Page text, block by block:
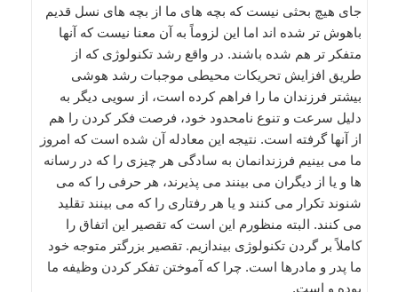
جای هیچ بحثی نیست که بچه های ما از بچه های نسل قدیم
باهوش تر شده اند اما این لزوماً به آن معنا نیست که آنها
متفکر تر هم شده باشند. در واقع رشد تکنولوژی که از
طریق افزایش تحریکات محیطی موجبات رشد هوشی
بیشتر فرزندان ما را فراهم کرده است، از سویی دیگر به
دلیل سرعت و تنوع نامحدود خود، فرصت فکر کردن را هم
از آنها گرفته است. نتیجه این معادله آن شده است که امروز
ما می بینیم فرزندانمان به سادگی هر چیزی را که در رسانه
ها و یا از دیگران می بینند می پذیرند، هر حرفی را که می
شنوند تکرار می کنند و یا هر رفتاری را که می بینند تقلید
می کنند. البته منظورم این است که تقصیر این اتفاق را
کاملاً بر گردن تکنولوژی بیندازیم. تقصیر بزرگتر متوجه خود
ما پدر و مادرها است. چرا که آموختن تفکر کردن وظیفه ما
بوده و است.